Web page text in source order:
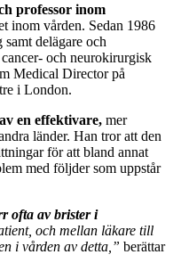
professor inom
inom vården. Sedan 1986
delägare och
och neurokirurgisk
Medical Director på
i London.
en effektivare, mer
länder. Han tror att den
för att bland annat
med följder som uppstår
ofta av brister i
och mellan läkare till
i vården av detta,” berättar